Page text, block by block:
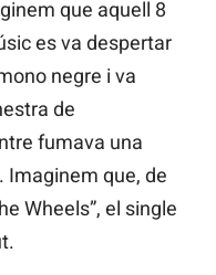
que aquell 8
es va despertar
negre i va
de
fumava una
Imaginem que, de
Wheels”, el single